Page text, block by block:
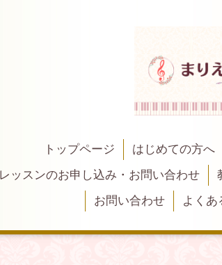
トップページ はじめての方へ
ッスンのお申し込み・お問い合わせ
お問い合わせ
よくあ